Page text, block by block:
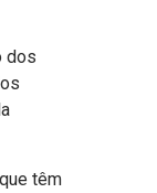
dos
têm